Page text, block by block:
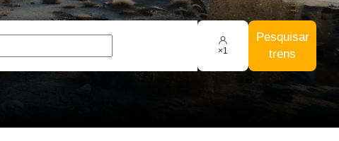
×1
Pesquisar
trens